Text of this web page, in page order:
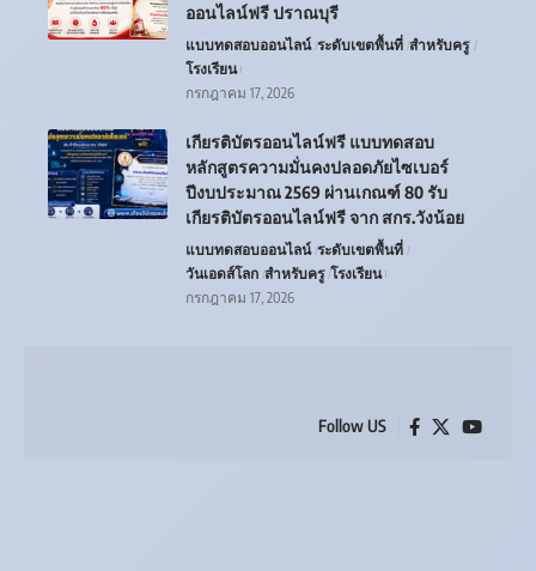
ออนไลน์ฟรี ปราณบุรี
แบบทดสอบออนไลน์ ระดับเขตพื้นที่ สำหรับครู
โรงเรียน
กรกฎาคม 17, 2026
เกียรติบัตรออนไลน์ฟรี แบบทดสอบ
หลักสูตรความมั่นคงปลอดภัยไซเบอร์
ปีงบประมาณ 2569 ผ่านเกณฑ์ 80 รับ
เกียรติบัตรออนไลน์ฟรี จาก สกร.วังน้อย
แบบทดสอบออนไลน์ ระดับเขตพื้นที่
วันเอดส์โลก สำหรับครู โรงเรียน
กรกฎาคม 17, 2026
Follow US